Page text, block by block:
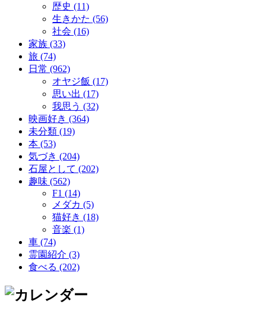
歴史 (11)
生きかた (56)
社会 (16)
家族 (33)
旅 (74)
日常 (962)
オヤジ飯 (17)
思い出 (17)
我思う (32)
映画好き (364)
未分類 (19)
本 (53)
気づき (204)
石屋として (202)
趣味 (562)
F1 (14)
メダカ (5)
猫好き (18)
音楽 (1)
車 (74)
霊園紹介 (3)
食べる (202)